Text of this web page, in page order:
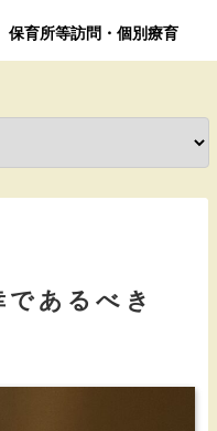
保育所等訪問・個別療育
であるべき